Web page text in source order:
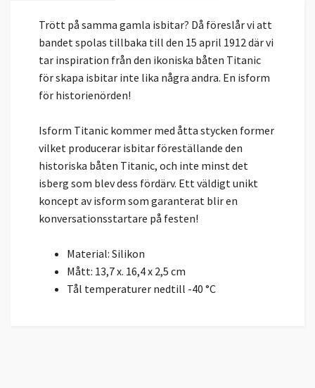
Trött på samma gamla isbitar? Då föreslår vi att
bandet spolas tillbaka till den 15 april 1912 där vi
tar inspiration från den ikoniska båten Titanic
för skapa isbitar inte lika några andra. En isform
för historienörden!
Isform Titanic kommer med åtta stycken former
vilket producerar isbitar föreställande den
historiska båten Titanic, och inte minst det
isberg som blev dess fördärv. Ett väldigt unikt
koncept av isform som garanterat blir en
konversationsstartare på festen!
Material: Silikon
Mått: 13,7 x. 16,4 x 2,5 cm
Tål temperaturer nedtill -40 °C